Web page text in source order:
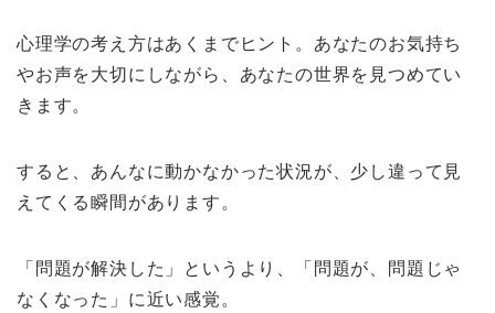
心理学の考え方はあくまでヒント。あなたのお気持ち
やお声を大切にしながら、あなたの世界を見つめてい
きます。
すると、あんなに動かなかった状況が、少し違って見
えてくる瞬間があります。
「問題が解決した」というより、「問題が、問題じゃ
なくなった」に近い感覚。